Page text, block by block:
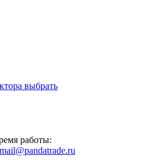
выбрать
работы:
mail@pandatrade.ru